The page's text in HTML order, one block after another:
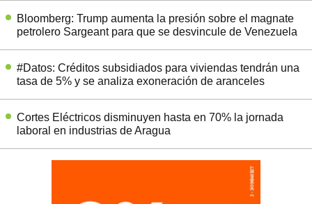
Bloomberg: Trump aumenta la presión sobre el magnate
petrolero Sargeant para que se desvincule de Venezuela
#Datos: Créditos subsidiados para viviendas tendrán una
tasa de 5% y se analiza exoneración de aranceles
Cortes Eléctricos disminuyen hasta en 70% la jornada
laboral en industrias de Aragua